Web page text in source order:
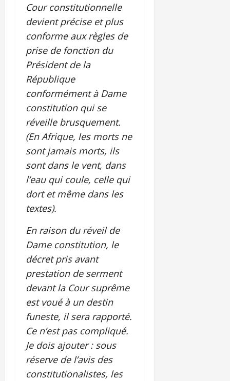
Cour constitutionnelle
devient précise et plus
conforme aux règles de
prise de fonction du
Président de la
République
conformément à Dame
constitution qui se
réveille brusquement.
(En Afrique, les morts ne
sont jamais morts, ils
sont dans le vent, dans
l’eau qui coule, celle qui
dort et même dans les
textes).
En raison du réveil de
Dame constitution, le
décret pris avant
prestation de serment
devant la Cour suprême
est voué à un destin
funeste, il sera rapporté.
Ce n’est pas compliqué.
Je dois ajouter : sous
réserve de l’avis des
constitutionalistes, les